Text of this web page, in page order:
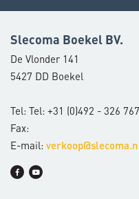
Slecoma Boekel BV.
De Vlonder 141
5427 DD Boekel
Tel: Tel: +31 (0)492 - 326 767
Fax:
E-mail: